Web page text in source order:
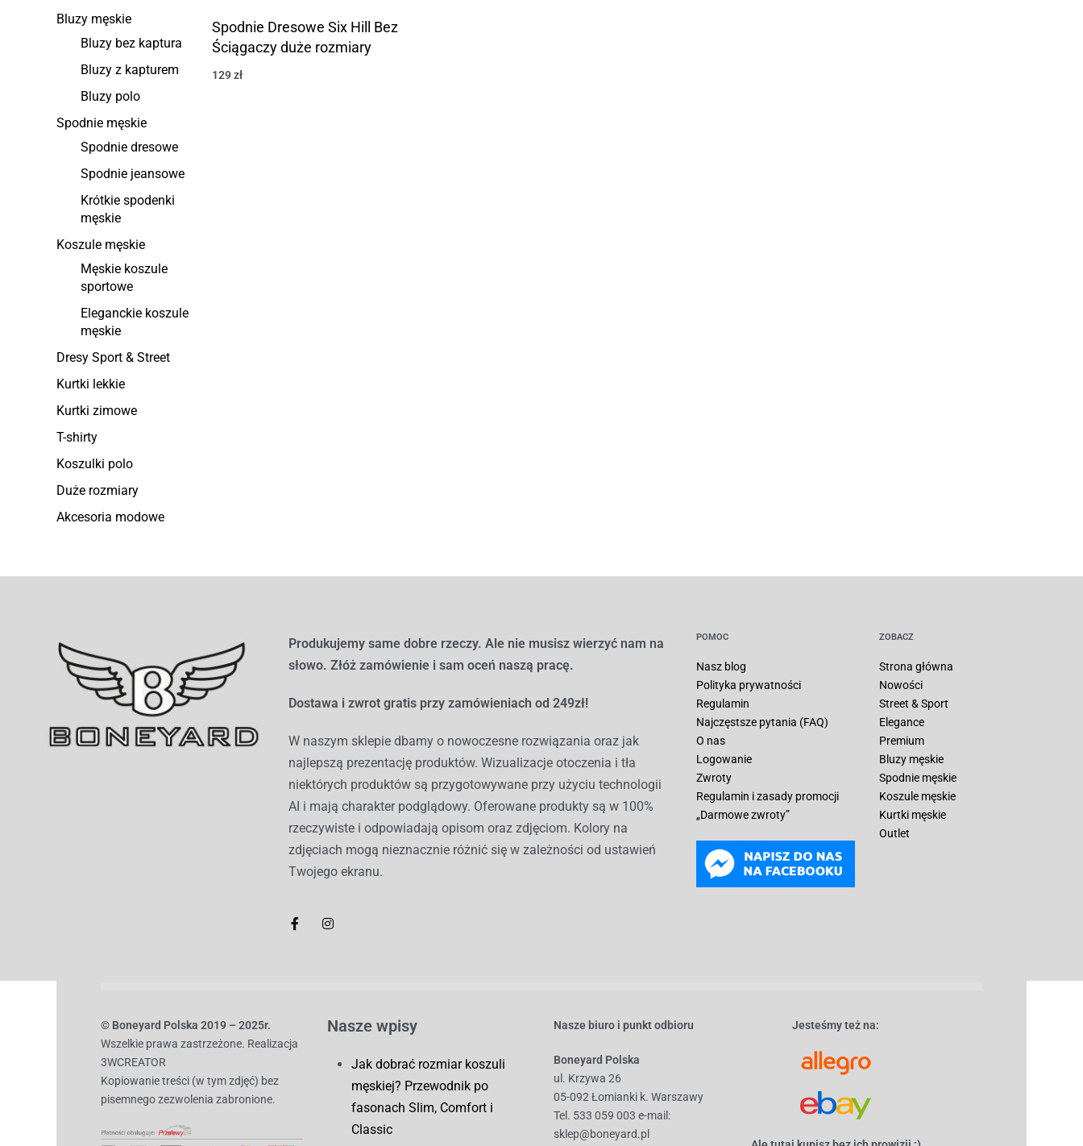
Bluzy męskie
Bluzy bez kaptura
Bluzy z kapturem
Bluzy polo
Spodnie męskie
Spodnie dresowe
Spodnie jeansowe
Krótkie spodenki
męskie
Koszule męskie
Męskie koszule
sportowe
Eleganckie koszule
męskie
Dresy Sport & Street
Kurtki lekkie
Kurtki zimowe
T-shirty
Koszulki polo
Duże rozmiary
Akcesoria modowe
Spodnie Dresowe Six Hill Bez
Ściągaczy duże rozmiary
129zł
Produkujemy same dobre rzeczy. Ale nie musisz wierzyć nam na
słowo. Złóż zamówienie i sam oceń naszą pracę.
Dostawa i zwrot gratis przy zamówieniach od 249zł!
W naszym sklepie dbamy o nowoczesne rozwiązania oraz jak
najlepszą prezentację produktów. Wizualizacje otoczenia i tła
niektórych produktów są przygotowywane przy użyciu technologii
AI i mają charakter podglądowy. Oferowane produkty są w 100%
rzeczywiste i odpowiadają opisom oraz zdjęciom. Kolory na
zdjęciach mogą nieznacznie różnić się w zależności od ustawień
Twojego ekranu.
POMOC
Nasz blog
Polityka prywatności
Regulamin
Najczęstsze pytania (FAQ)
O nas
Logowanie
Zwroty
Regulamin i zasady promocji
„Darmowe zwroty”
ZOBACZ
Strona główna
Nowości
Street & Sport
Elegance
Premium
Bluzy męskie
Spodnie męskie
Koszule męskie
Kurtki męskie
Outlet
© Boneyard Polska 2019 – 2025r.
Wszelkie prawa zastrzeżone. Realizacja
3WCREATOR
Kopiowanie treści (w tym zdjęć) bez
pisemnego zezwolenia zabronione.
Nasze wpisy
Jak dobrać rozmiar koszuli
męskiej? Przewodnik po
fasonach Slim, Comfort i
Classic
Nasze biuro i punkt odbioru
Boneyard Polska
ul. Krzywa 26
05-092 Łomianki k. Warszawy
Tel. 533 059 003 e-mail:
sklep@boneyard.pl
Jesteśmy też na: